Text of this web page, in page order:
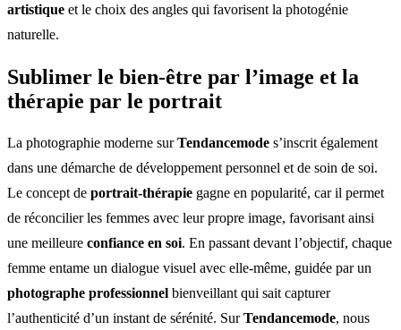
artistique et le choix des angles qui favorisent la photogénie
naturelle.
Sublimer le bien-être par l’image et la
thérapie par le portrait
La photographie moderne surTendancemode s’inscrit également
dans une démarche de développement personnel et de soin de soi.
Le concept de portrait-thérapie gagne en popularité, car il permet
de réconcilier les femmes avec leur propre image, favorisant ainsi
une meilleure confiance en soi. En passant devant l’objectif, chaque
femme entame un dialogue visuel avec elle-même, guidée par un
photographe professionnel bienveillant qui sait capturer
l’authenticité d’un instant de sérénité. SurTendancemode, nous